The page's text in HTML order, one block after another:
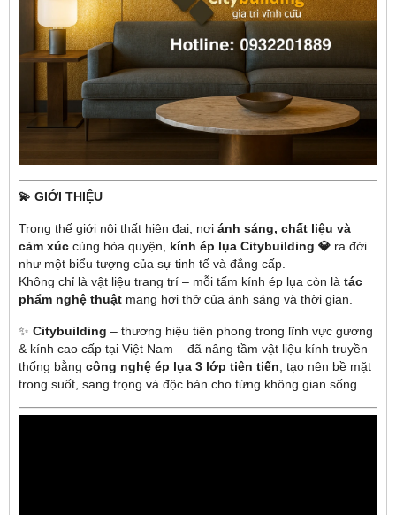
💫 GIỚI THIỆU
Trong thế giới nội thất hiện đại, nơi ánh sáng, chất liệu và
cảm xúc cùng hòa quyện, kính ép lụa Citybuilding 💎 ra đời
như một biểu tượng của sự tinh tế và đẳng cấp.
Không chỉ là vật liệu trang trí – mỗi tấm kính ép lụa còn là tác
phẩm nghệ thuật mang hơi thở của ánh sáng và thời gian.
✨ Citybuilding – thương hiệu tiên phong trong lĩnh vực gương
& kính cao cấp tại Việt Nam – đã nâng tầm vật liệu kính truyền
thống bằng công nghệ ép lụa 3 lớp tiên tiến, tạo nên bề mặt
trong suốt, sang trọng và độc bản cho từng không gian sống.